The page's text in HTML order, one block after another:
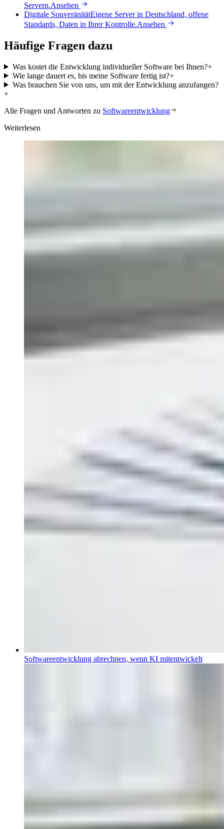
Servern.Ansehen
Digitale SouveränitätEigene Server in Deutschland, offene
Standards, Daten in Ihrer Kontrolle.Ansehen
Häufige Fragen dazu
Was kostet die Entwicklung individueller Software bei Ihnen?+
Wie lange dauert es, bis meine Software fertig ist?+
Was brauchen Sie von uns, um mit der Entwicklung anzufangen?
+
Alle Fragen und Antworten zu Softwareentwicklung
Weiterlesen
Softwareentwicklung abrechnen, wenn KI mitentwickelt